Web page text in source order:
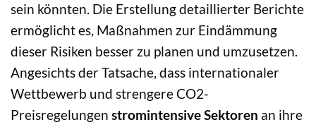
sein könnten. Die Erstellung detaillierter Berichte
ermöglicht es, Maßnahmen zur Eindämmung
dieser Risiken besser zu planen und umzusetzen.
Angesichts der Tatsache, dass internationaler
Wettbewerb und strengere CO2-
Preisregelungen stromintensive Sektoren an ihre